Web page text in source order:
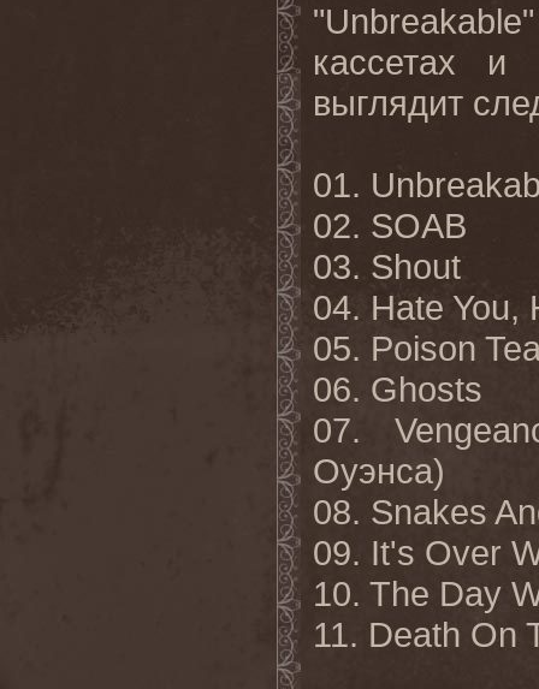
"Unbreakable
кассетах
выглядит
01.
02. SOAB
03. Shout
04. Hate You,
05. Poison
06. Ghosts
07.
Оуэнса)
08. Snakes
09. It's Over
10. The Day
11. Death On